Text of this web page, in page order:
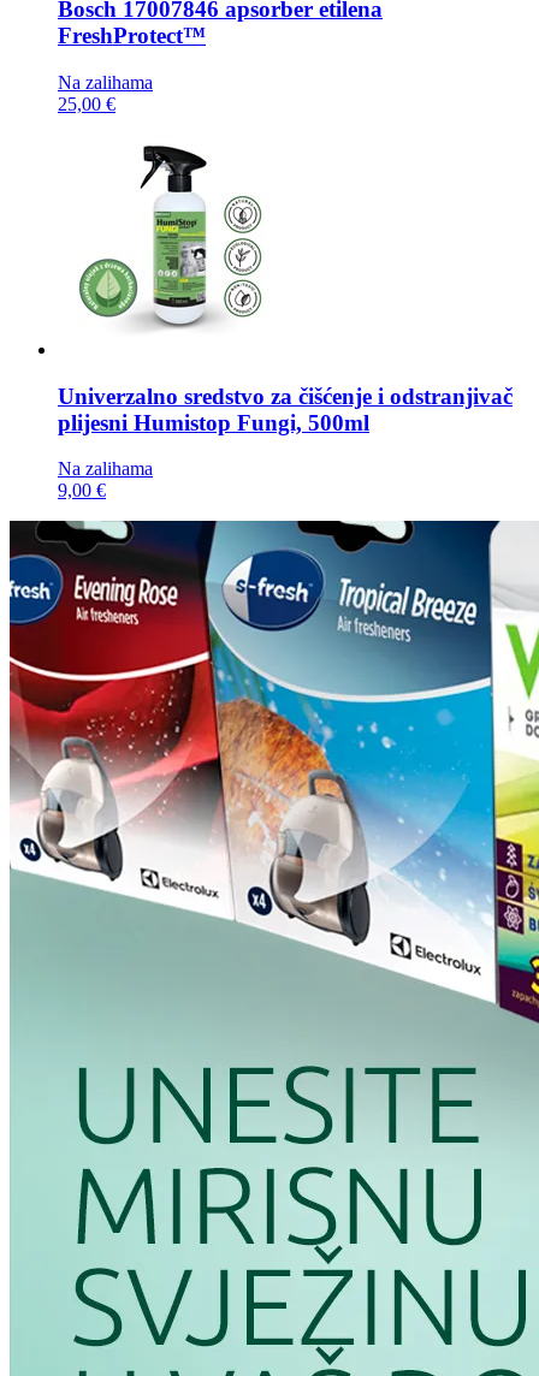
Bosch 17007846 apsorber etilena
FreshProtect™
Na zalihama
25,00 €
Univerzalno sredstvo za čišćenje i odstranjivač
plijesni Humistop Fungi, 500ml
Na zalihama
9,00 €